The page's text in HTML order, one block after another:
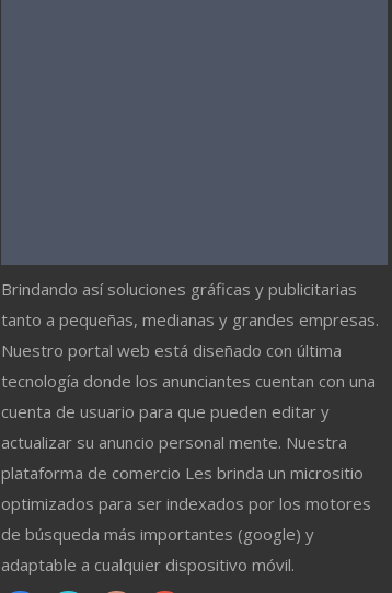
Brindando así soluciones gráficas y publicitarias
tanto a pequeñas, medianas y grandes empresas.
Nuestro portal web está diseñado con última
tecnología donde los anunciantes cuentan con una
cuenta de usuario para que pueden editar y
actualizar su anuncio personal mente. Nuestra
plataforma de comercio Les brinda un micrositio
optimizados para ser indexados por los motores
de búsqueda más importantes (google) y
adaptable a cualquier dispositivo móvil.